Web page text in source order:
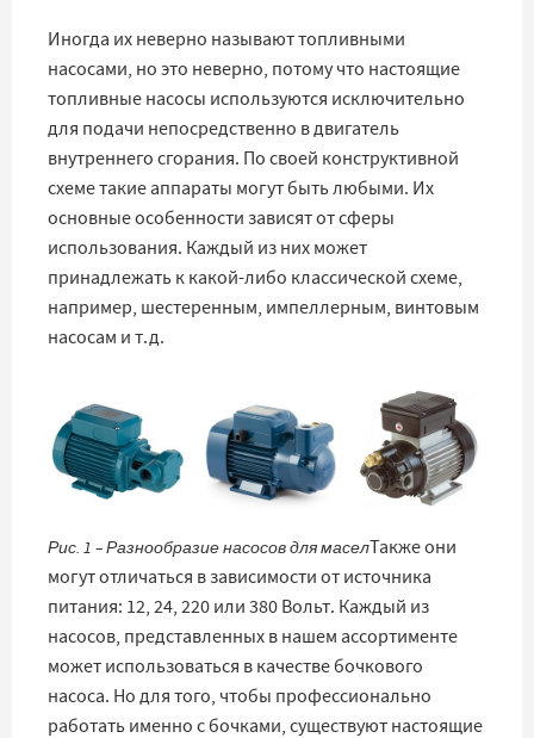
Иногда их неверно называют топливными
насосами, но это неверно, потому что настоящие
топливные насосы используются исключительно
для подачи непосредственно в двигатель
внутреннего сгорания. По своей конструктивной
схеме такие аппараты могут быть любыми. Их
основные особенности зависят от сферы
использования. Каждый из них может
принадлежать к какой-либо классической схеме,
например, шестеренным, импеллерным, винтовым
насосам и т.д.
Рис. 1 – Разнообразие насосов для маселТакже они
могут отличаться в зависимости от источника
питания: 12, 24, 220 или 380 Вольт. Каждый из
насосов, представленных в нашем ассортименте
может использоваться в качестве бочкового
насоса. Но для того, чтобы профессионально
работать именно с бочками, существуют настоящие